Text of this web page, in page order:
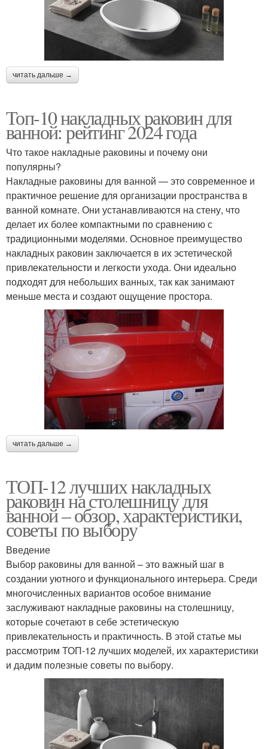
читать дальше →
Топ-10 накладных раковин для
ванной: рейтинг 2024 года
Что такое накладные раковины и почему они
популярны?
Накладные раковины для ванной — это современное и
практичное решение для организации пространства в
ванной комнате. Они устанавливаются на стену, что
делает их более компактными по сравнению с
традиционными моделями. Основное преимущество
накладных раковин заключается в их эстетической
привлекательности и легкости ухода. Они идеально
подходят для небольших ванных, так как занимают
меньше места и создают ощущение простора.
читать дальше →
ТОП-12 лучших накладных
раковин на столешницу для
ванной – обзор, характеристики,
советы по выбору
Введение
Выбор раковины для ванной – это важный шаг в
создании уютного и функционального интерьера. Среди
многочисленных вариантов особое внимание
заслуживают накладные раковины на столешницу,
которые сочетают в себе эстетическую
привлекательность и практичность. В этой статье мы
рассмотрим ТОП-12 лучших моделей, их характеристики
и дадим полезные советы по выбору.